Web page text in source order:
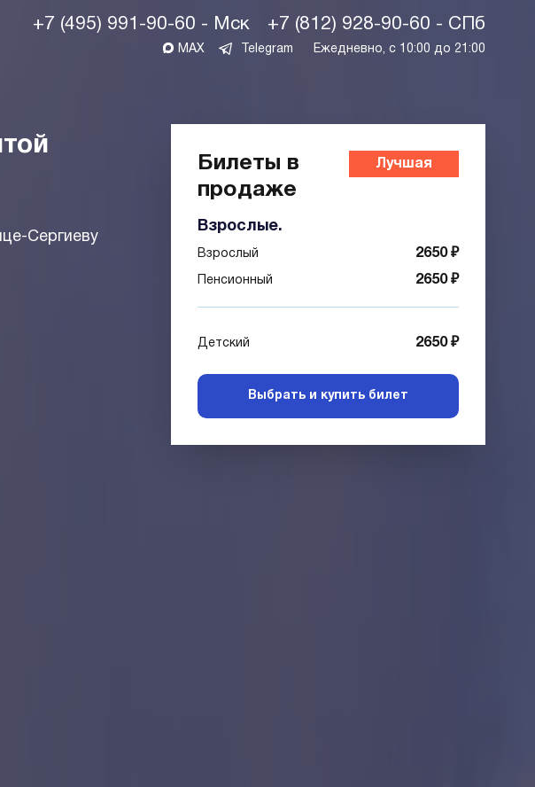
+7 (495) 991-90-60 - Мск +7 (812) 928-90-60 - СПб
MAX Telegram Ежедневно, с 10:00 до 21:00
Сергиеву
Билеты в
продаже
Лучшая
Взрослые.
Взрослый 2650 ₽
Пенсионный 2650 ₽
Детский 2650 ₽
Выбрать и купить билет